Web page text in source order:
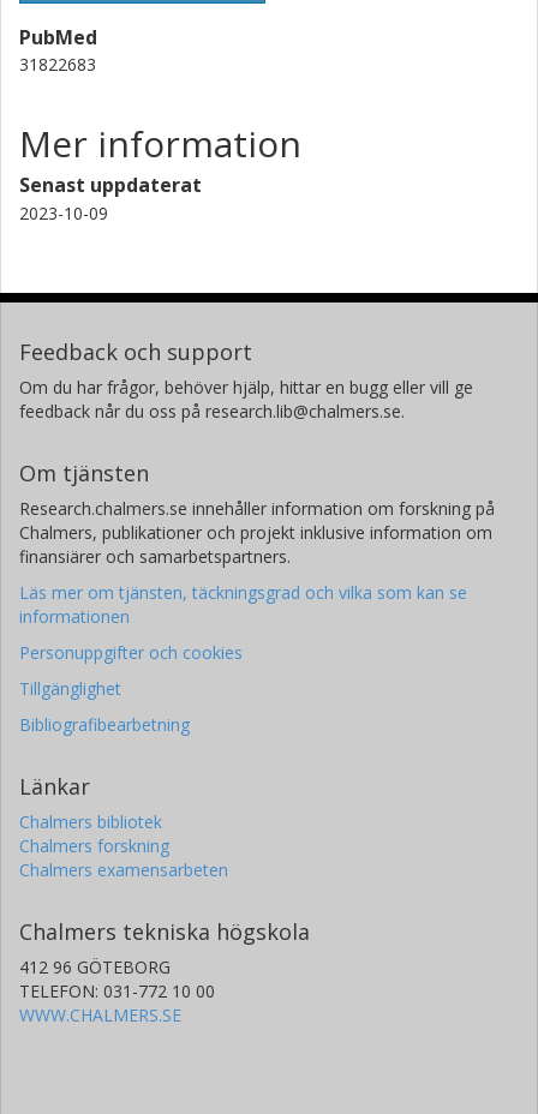
Carlo Cardellini
Universita degli Studi di Perugia
Istituto Nazionale di Geofisica e Vulcanologia
PubMed
31822683
Mer information
Senast uppdaterat
2023-10-09
Feedback och support
Om du har frågor, behöver hjälp, hittar en bugg eller vill ge
feedback når du oss på research.lib@chalmers.se.
Om tjänsten
Research.chalmers.se innehåller information om forskning på
Chalmers, publikationer och projekt inklusive information om
finansiärer och samarbetspartners.
Läs mer om tjänsten, täckningsgrad och vilka som kan se
informationen
Personuppgifter och cookies
Tillgänglighet
Bibliografibearbetning
Länkar
Chalmers bibliotek
Chalmers forskning
Chalmers examensarbeten
Chalmers tekniska högskola
412 96 GÖTEBORG
TELEFON: 031-772 10 00
WWW.CHALMERS.SE